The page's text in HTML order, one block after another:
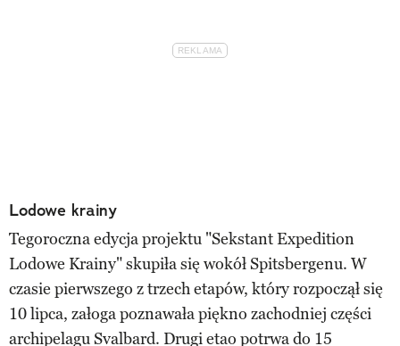
Lodowe krainy
Tegoroczna edycja projektu "Sekstant Expedition
Lodowe Krainy" skupiła się wokół Spitsbergenu. W
czasie pierwszego z trzech etapów, który rozpoczął się
10 lipca, załoga poznawała piękno zachodniej części
archipelagu Svalbard. Drugi etao potrwa do 15